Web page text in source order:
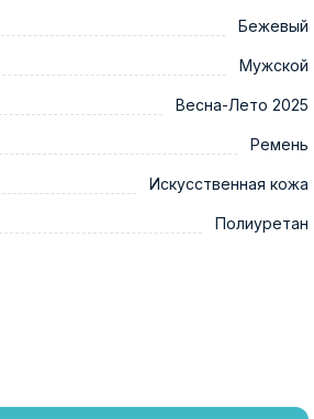
Бежевый
Мужской
Весна-Лето 2025
Ремень
Искусственная кожа
Полиуретан